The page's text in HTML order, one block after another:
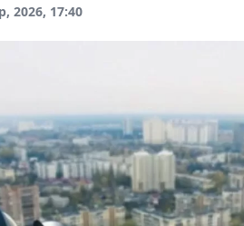
2026, 17:40